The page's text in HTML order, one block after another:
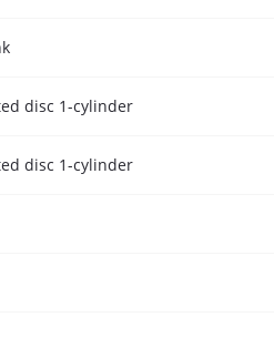
disc 1-cylinder
disc 1-cylinder